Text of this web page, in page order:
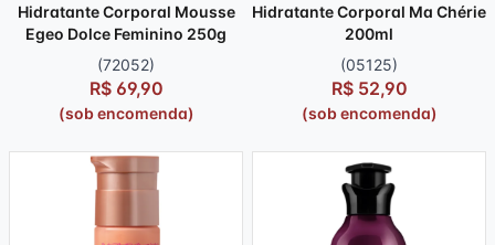
Hidratante Corporal Mousse
Egeo Dolce Feminino 250g
(72052)
R$ 69,90
(sob encomenda)
Hidratante Corporal Ma Chérie
200ml
(05125)
R$ 52,90
(sob encomenda)